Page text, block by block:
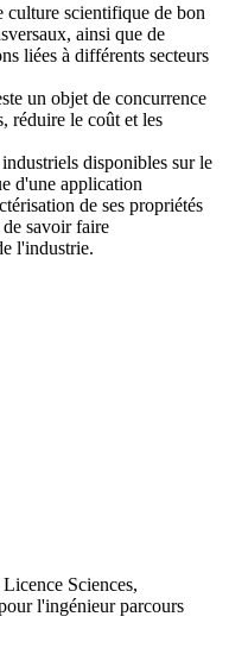
culture scientifique de bon
ainsi que de
liées à différents secteurs
un objet de concurrence
réduire le coût et les
disponibles sur le
d'une application
de ses propriétés
savoir faire
l'industrie.
Sciences,
l'ingénieur parcours